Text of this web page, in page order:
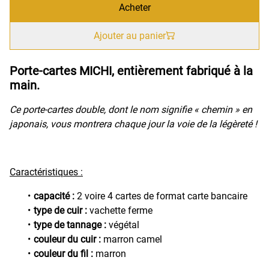
Acheter
Ajouter au panier
Porte-cartes MICHI, entièrement fabriqué à la
main.
Ce porte-cartes double, dont le nom signifie « chemin » en
japonais, vous montrera chaque jour la voie de la légèreté !
Caractéristiques :
capacité : 2 voire 4 cartes de format carte bancaire
type de cuir : vachette ferme
type de tannage : végétal
couleur du cuir : marron camel
couleur du fil : marron